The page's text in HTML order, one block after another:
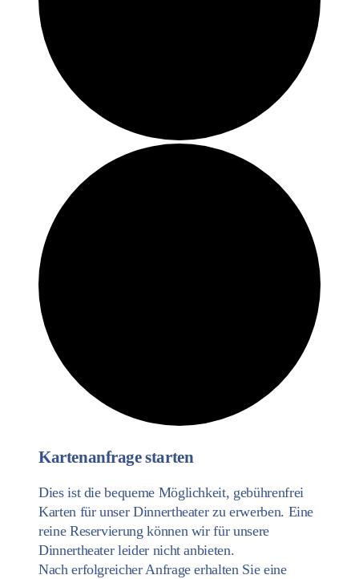
Kartenanfrage starten
Dies ist die bequeme Möglichkeit, gebührenfrei
Karten für unser Dinnertheater zu erwerben. Eine
reine Reservierung können wir für unsere
Dinnertheater leider nicht anbieten.
Nach erfolgreicher Anfrage erhalten Sie eine